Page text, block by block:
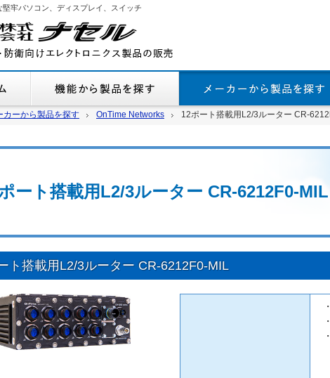
カーから製品を探す OnTime Networks 12ポート搭載用L2/3ルーター CR-
ート搭載用L2/3ルーター CR-6212F0-MIL
堅牢パソコン、ディスプレイ、スイッチ
ト搭載用L2/3ルーター CR-6212F0-MIL
機能から製品を探す
カーから製品を探す OnTime Networks 12ポート搭載用L2/3ルーター CR-